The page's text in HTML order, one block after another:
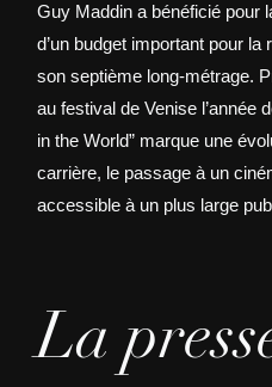
Guy Maddin a bénéficié pour
d’un budget important pour
son septième long-métrage.
au festival de Venise l’année
in the World” marque une
carrière, le passage à un
accessible à un plus large
La